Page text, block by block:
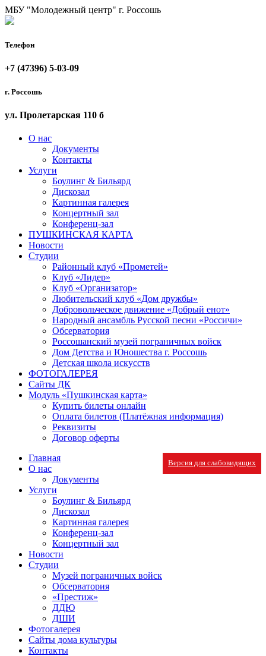
МБУ "Молодежный центр" г. Россошь
Телефон
+7 (47396) 5-03-09
г. Россошь
ул. Пролетарская 110 б
О нас
Документы
Контакты
Услуги
Боулинг & Бильярд
Дискозал
Картинная галерея
Концертный зал
Конференц-зал
ПУШКИНСКАЯ КАРТА
Новости
Студии
Районный клуб «Прометей»
Клуб «Лидер»
Клуб «Организатор»
Любительский клуб «Дом дружбы»
Добровольческое движение «Добрый енот»
Народный ансамбль Русской песни «Россичи»
Обсерватория
Россошанский музей пограничных войск
Дом Детства и Юношества г. Россошь
Детская школа искусств
ФОТОГАЛЕРЕЯ
Сайты ДК
Модуль «Пушкинская карта»
Купить билеты онлайн
Оплата билетов (Платёжная информация)
Реквизиты
Договор оферты
Версия для слабовидящих
Главная
О нас
Документы
Услуги
Боулинг & Бильярд
Дискозал
Картинная галерея
Конференц-зал
Концертный зал
Новости
Студии
Музей пограничных войск
Обсерватория
«Престиж»
ДДЮ
ДШИ
Фотогалерея
Сайты дома культуры
Контакты